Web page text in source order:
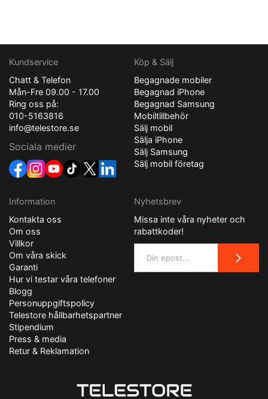
Kundservice
Chatt & Telefon
Mån-Fre 09.00 - 17.00
Ring oss på:
010-5163816
info@telestore.se
Sociala medier
Köp & Sälj
Begagnade mobiler
Begagnad iPhone
Begagnad Samsung
Mobiltillbehör
Sälj mobil
Sälja iPhone
Sälj Samsung
Sälj mobil företag
Information
Kontakta oss
Om oss
Villkor
Om våra skick
Garanti
Hur vi testar våra telefoner
Blogg
Personuppgiftspolicy
Telestore hållbarhetspartner
Stipendium
Press & media
Retur & Reklamation
Nyhetsbrev
Missa inte våra nyheter och
rabattkoder!